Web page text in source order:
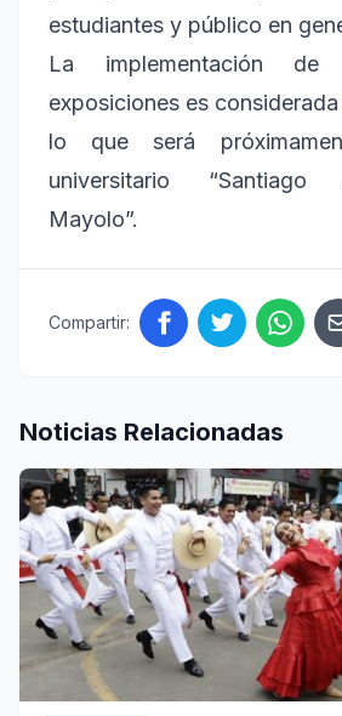
estudiantes y público en
La implementación
exposiciones es
lo que será
universitario
Mayolo”.
Compartir:
Noticias Relacionadas